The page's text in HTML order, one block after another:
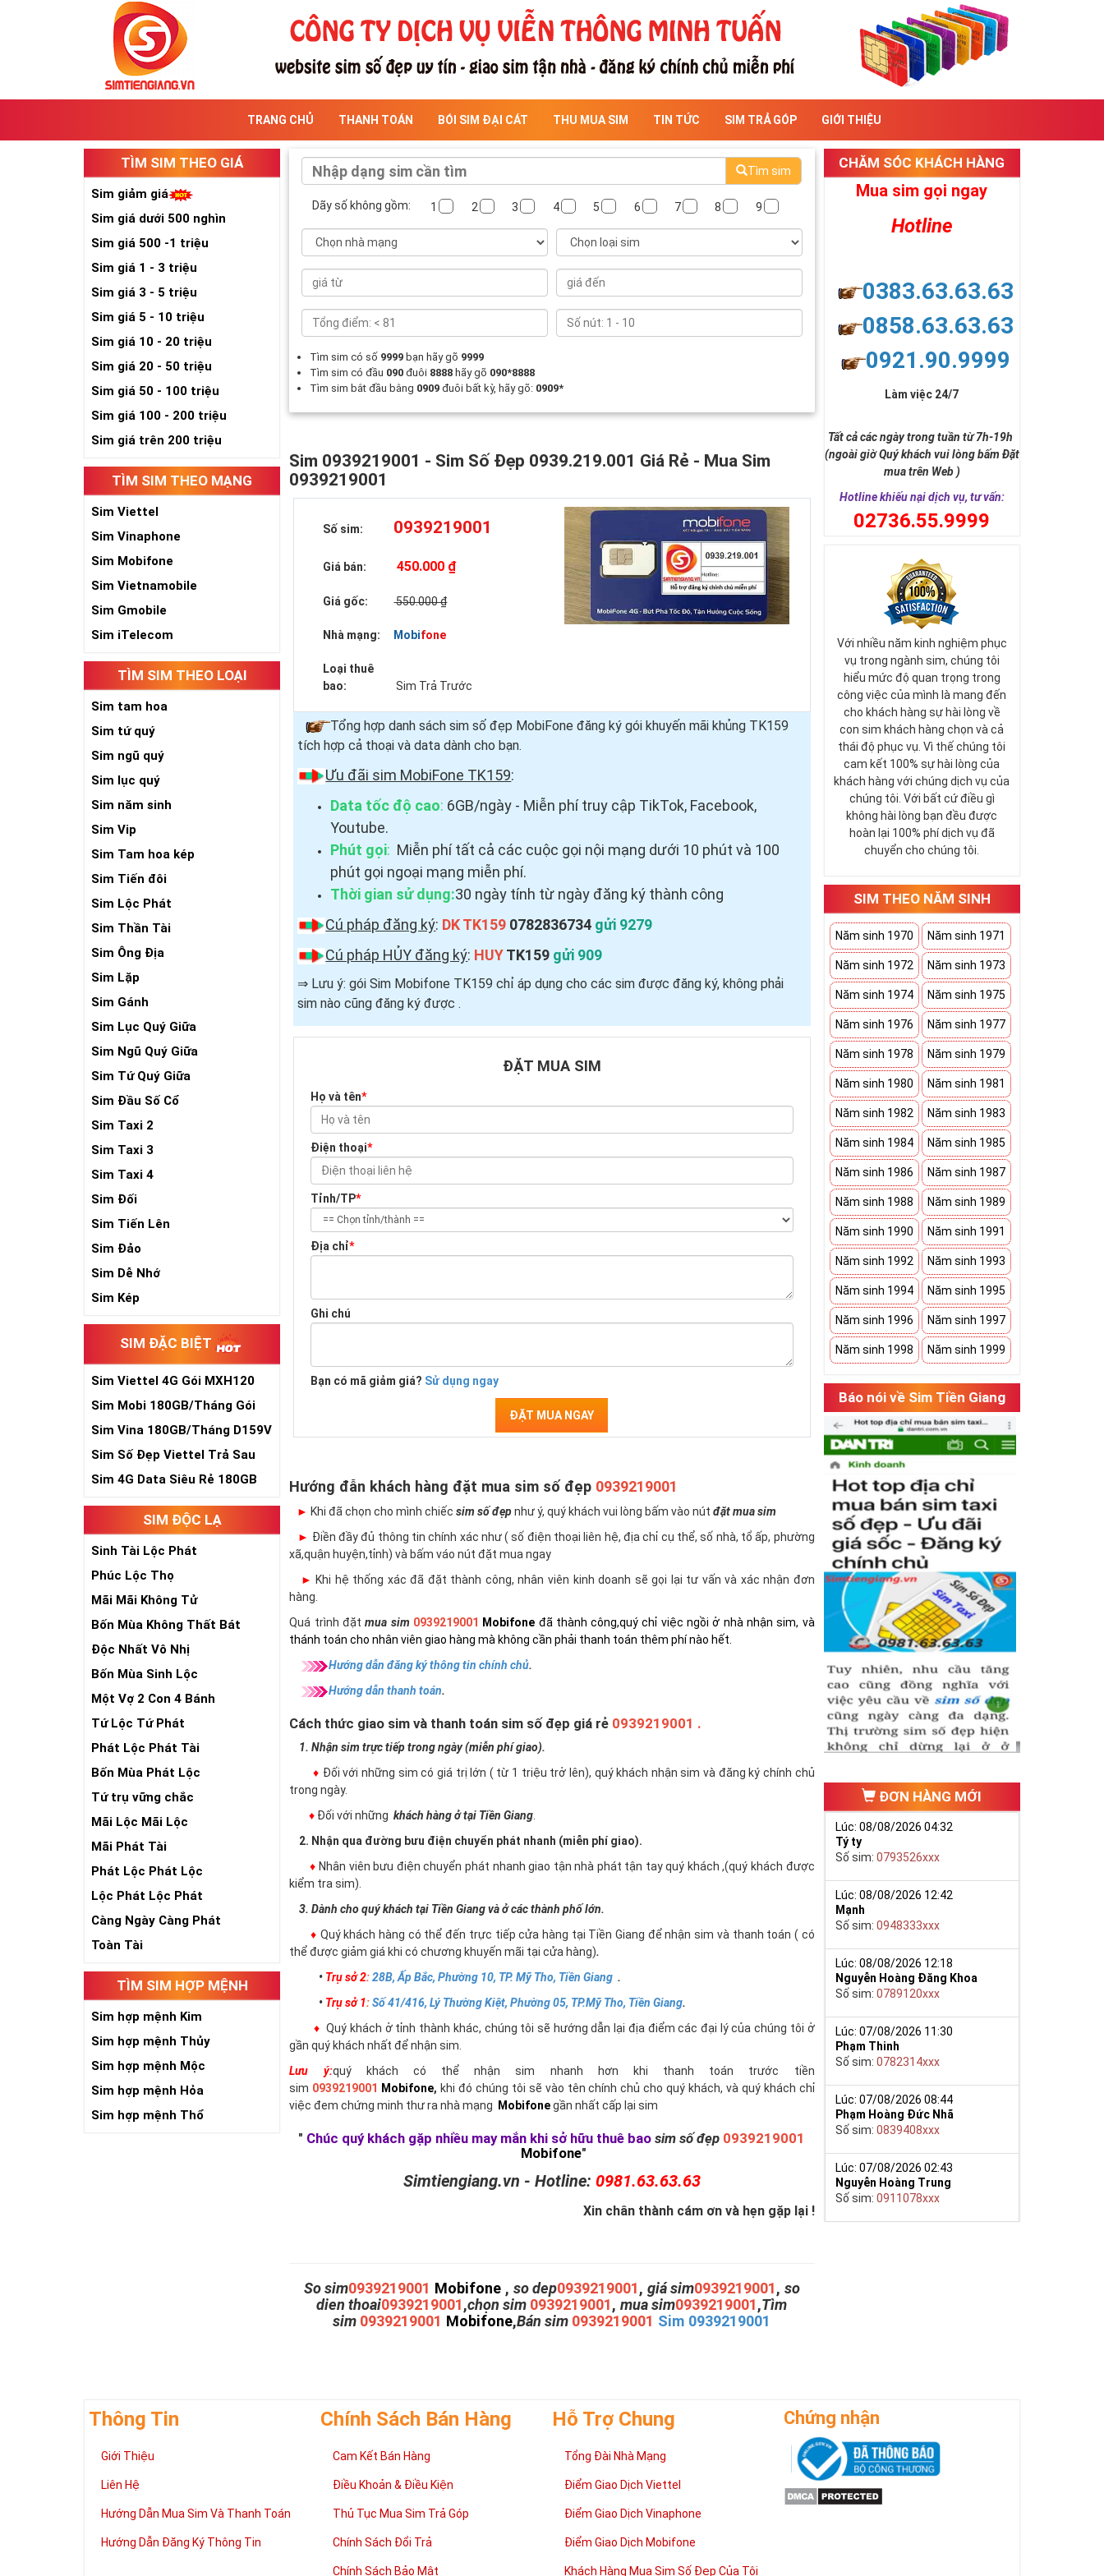
TRANG CHỦ THANH TOÁN BÓI SIM ĐẠI CÁT THU MUA SIM TIN TỨC SIM TRẢ GÓP GIỚI THIỆU
TÌM SIM THEO GIÁ
Sim giảm giá
Sim giá dưới 500 nghìn
Sim giá 500 -1 triệu
Sim giá 1 - 3 triệu
Sim giá 3 - 5 triệu
Sim giá 5 - 10 triệu
Sim giá 10 - 20 triệu
Sim giá 20 - 50 triệu
Sim giá 50 - 100 triệu
Sim giá 100 - 200 triệu
Sim giá trên 200 triệu
TÌM SIM THEO MẠNG
Sim Viettel
Sim Vinaphone
Sim Mobifone
Sim Vietnamobile
Sim Gmobile
Sim iTelecom
TÌM SIM THEO LOẠI
Sim tam hoa
Sim tứ quý
Sim ngũ quý
Sim lục quý
Sim năm sinh
Sim Vip
Sim Tam hoa kép
Sim Tiến đôi
Sim Lộc Phát
Sim Thần Tài
Sim Ông Địa
Sim Lặp
Sim Gánh
Sim Lục Quý Giữa
Sim Ngũ Quý Giữa
Sim Tứ Quý Giữa
Sim Đầu Số Cổ
Sim Taxi 2
Sim Taxi 3
Sim Taxi 4
Sim Đối
Sim Tiến Lên
Sim Đảo
Sim Dễ Nhớ
Sim Kép
SIM ĐẶC BIỆT
Sim Viettel 4G Gói MXH120
Siêu Rẻ
Sim Mobi 180GB/Tháng Gói
TK159
Sim Vina 180GB/Tháng D159V
Sim Số Đẹp Viettel Trả Sau
Sim 4G Data Siêu Rẻ 180GB
SIM ĐỘC LẠ
Sinh Tài Lộc Phát
Phúc Lộc Thọ
Mãi Mãi Không Tử
Bốn Mùa Không Thất Bát
Độc Nhất Vô Nhị
Bốn Mùa Sinh Lộc
Một Vợ 2 Con 4 Bánh
Tứ Lộc Tứ Phát
Phát Lộc Phát Tài
Bốn Mùa Phát Lộc
Tứ trụ vững chắc
Mãi Lộc Mãi Lộc
Mãi Phát Tài
Phát Lộc Phát Lộc
Lộc Phát Lộc Phát
Càng Ngày Càng Phát
Toàn Tài
TÌM SIM HỢP MỆNH
Sim hợp mệnh Kim
Sim hợp mệnh Thủy
Sim hợp mệnh Mộc
Sim hợp mệnh Hỏa
Sim hợp mệnh Thổ
Tìm sim
Dãy số không gồm: 1 2 3 4 5 6 7 8 9
Tìm sim có số 9999 bạn hãy gõ 9999
Tìm sim có đầu 090đuôi 8888 hãy gõ 090*8888
Tìm sim bắt đầu bằng 0909 đuôi bất kỳ, hãy gõ: 0909*
Sim 0939219001 - Sim Số Đẹp 0939.219.001 Giá Rẻ - Mua Sim
0939219001
Số sim: 0939219001
Giá bán: 450.000 ₫
Giá gốc: 550.000 ₫
Nhà mạng: Mobifone
Loại thuê
bao:
Sim Trả Trước
Tổng hợp danh sách sim số đẹp MobiFone đăng ký gói khuyến mãi khủng TK159
tích hợp cả thoại và data dành cho bạn.
Ưu đãi sim MobiFone TK159:
Data tốc độ cao: 6GB/ngày - Miễn phí truy cập TikTok, Facebook,
Youtube.
Phút gọi: Miễn phí tất cả các cuộc gọi nội mạng dưới 10 phút và 100
phút gọi ngoại mạng miễn phí.
Thời gian sử dụng:30 ngày tính từ ngày đăng ký thành công
Cú pháp đăng ký: DK TK159 0782836734 gửi 9279
Cú pháp HỦY đăng ký: HUYTK159 gửi 909
⇒ Lưu ý: gói Sim Mobifone TK159 chỉ áp dụng cho các sim được đăng ký, không phải
sim nào cũng đăng ký được ​.
ĐẶT MUA SIM
Họ và tên*
Điện thoại*
Tỉnh/TP*
Địa chỉ*
Ghi chú
Bạn có mã giảm giá? Sử dụng ngay
ĐẶT MUA NGAY
Hướng đẫn khách hàng đặt mua sim số đẹp 0939219001
► Khi đã chọn cho mình chiếcsim số đẹpnhư ý, quý khách vui lòng bấm vào nútđặt mua sim
► Điền đầy đủ thông tin chính xác như ( số điện thoại liên hệ, địa chỉ cụ thể, số nhà, tổ ấp, phường
xã,quận huyện,tỉnh) và bấm váo nút đặt mua ngay
► Khi hệ thống xác đã đặt thành công, nhân viên kinh doanh sẽ gọi lại tư vấn và xác nhận đơn
hàng.
Quá trình đặtmua sim 0939219001 Mobifone đã thành công,quý chỉ việc ngồi ở nhà nhận sim, và
thánh toán cho nhân viên giao hàng mà không cần phải thanh toán thêm phí nào hết.
Hướng dẫn đăng ký thông tin chính chủ.
Hướng dẫn thanh toán.
Cách thức giao sim và thanh toán sim số đẹp giá rẻ 0939219001 .
1. Nhận sim trực tiếp trong ngày (miễn phí giao).
♦ Đối với những sim có giá trị lớn ( từ 1 triệu trở lên), quý khách nhận sim và đăng ký chính chủ
trong ngày.
♦ Đối với nhữngkhách hàng ở tại Tiền Giang
2. Nhận qua đường bưu điện chuyển phát nhanh (miễn phí giao).
♦ Nhân viên bưu điện chuyển phát nhanh giao tận nhà phát tận tay quý khách ,(quý khách được
kiểm tra sim).
3. Dành cho quý khách tại Tiền Giang và ở các thành phố lớn.
♦ Quý khách hàng có thể đến trực tiếp cửa hàng tại Tiền Giang để nhận sim và thanh toán ( có
thể được giảm giá khi có chương khuyến mãi tại cửa hàng).
• Trụ sở 2: 28B, Ấp Bắc, Phường 10, TP. Mỹ Tho, Tiền Giang .
• Trụ sở 1: Số 41/416, Lý Thường Kiệt, Phường 05, TP.Mỹ Tho, Tiền Giang.
♦ Quý khách ở tỉnh thành khác, chúng tôi sẽ hướng dẫn lại địa điểm các đại lý của chúng tôi ở
gần quý khách nhất để nhận sim.
Lưu ý:quý khách có thể nhận sim nhanh hơn khi thanh toán trước tiền
sim 0939219001 Mobifone, khi đó chúng tôi sẽ vào tên chính chủ cho quý khách, và quý khách chỉ
việc đem chứng minh thư ra nhà mạng
Mobifonegần nhất cấp lại sim
" Chúc quý khách gặp nhiều may mắn khi sở hữu thuê baosim số đẹp 0939219001
Mobifone"
Simtiengiang.vn - Hotline: 0981.63.63.63
Xin chân thành cám ơn và hẹn gặp lại !
So sim0939219001 Mobifone , so dep0939219001, giá sim0939219001, so
dien thoai0939219001,chọn sim 0939219001,mua sim0939219001,Tìm
sim 0939219001 Mobifone,Bán sim 0939219001 Sim 0939219001
CHĂM SÓC KHÁCH HÀNG
Mua sim gọi ngay
Hotline
0383.63.63.63
0858.63.63.63
0921.90.9999
Làm việc 24/7
Tất cả các ngày trong tuần từ 7h-19h
(ngoài giờ Quý khách vui lòng bấm Đặt
mua trên Web )
Hotline khiếu nại dịch vụ, tư vấn:
02736.55.9999
Với nhiều năm kinh nghiệm phục
vụ trong ngành sim, chúng tôi
hiểu mức độ quan trọng trong
công việc của mình là mang đến
cho khách hàng sự hài lòng về
con sim khách hàng chọn và cả
thái độ phục vụ. Vì thế chúng tôi
cam kết 100% sự hài lòng của
khách hàng với chúng dịch vụ của
chúng tôi. Với bất cứ điều gì
không hài lòng bạn đều được
hoàn lại 100% phí dịch vụ đã
chuyển cho chúng tôi.
SIM THEO NĂM SINH
Năm sinh 1970 Năm sinh 1971
Năm sinh 1972 Năm sinh 1973
Năm sinh 1974 Năm sinh 1975
Năm sinh 1976 Năm sinh 1977
Năm sinh 1978 Năm sinh 1979
Năm sinh 1980 Năm sinh 1981
Năm sinh 1982 Năm sinh 1983
Năm sinh 1984 Năm sinh 1985
Năm sinh 1986 Năm sinh 1987
Năm sinh 1988 Năm sinh 1989
Năm sinh 1990 Năm sinh 1991
Năm sinh 1992 Năm sinh 1993
Năm sinh 1994 Năm sinh 1995
Năm sinh 1996 Năm sinh 1997
Năm sinh 1998 Năm sinh 1999
Báo nói về Sim Tiền Giang
ĐƠN HÀNG MỚI
Lúc: 08/08/2026 04:32
Tý ty
Số sim:0793526xxx
Lúc: 08/08/2026 12:42
Mạnh
Số sim:0948333xxx
Lúc: 08/08/2026 12:18
Nguyễn Hoàng Đăng Khoa
Số sim:0789120xxx
Lúc: 07/08/2026 11:30
Phạm Thinh
Số sim:0782314xxx
Lúc: 07/08/2026 08:44
Phạm Hoàng Đức Nhã
Số sim:0839408xxx
Lúc: 07/08/2026 02:43
Nguyễn Hoàng Trung
Số sim:0911078xxx
Thông Tin
Giới Thiệu
Liên Hệ
Hướng Dẫn Mua Sim Và Thanh Toán
Hướng Dẫn Đăng Ký Thông Tin
Chính Sách Bán Hàng
Cam Kết Bán Hàng
Điều Khoản & Điều Kiện
Thủ Tục Mua Sim Trả Góp
Chính Sách Đổi Trả
Chính Sách Bảo Mật
Hỗ Trợ Chung
Tổng Đài Nhà Mạng
Điểm Giao Dịch Viettel
Điểm Giao Dịch Vinaphone
Điểm Giao Dịch Mobifone
Khách Hàng Mua Sim Số Đẹp Của Tôi
Chứng nhận